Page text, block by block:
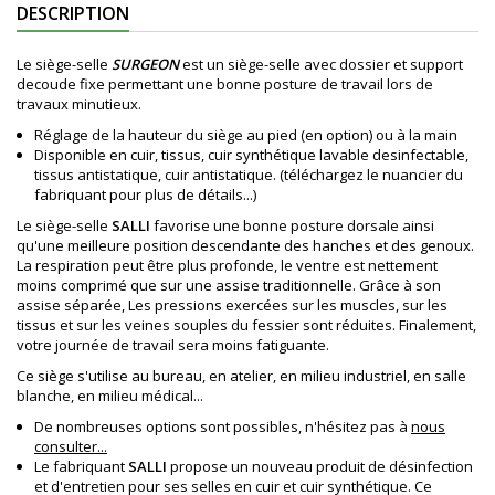
DESCRIPTION
Le siège-selle SURGEONest un siège-selle avec dossier et support
decoude fixe permettant une bonne posture de travail lors de
travaux minutieux.
Réglage de la hauteur du siège au pied (en option) ou à la main
Disponible en cuir, tissus, cuir synthétique lavable desinfectable,
tissus antistatique, cuir antistatique. (téléchargez le nuancier du
fabriquant pour plus de détails...)
Le siège-selle SALLI favorise une bonne posture dorsale ainsi
qu'une meilleure position descendante des hanches et des genoux.
La respiration peut être plus profonde, le ventre est nettement
moins comprimé que sur une assise traditionnelle. Grâce à son
assise séparée, Les pressions exercées sur les muscles, sur les
tissus et sur les veines souples du fessier sont réduites. Finalement,
votre journée de travail sera moins fatiguante.
Ce siège s'utilise au bureau, en atelier, en milieu industriel, en salle
blanche, en milieu médical...
De nombreuses options sont possibles, n'hésitez pas à nous
consulter...
Le fabriquant SALLI propose un nouveau produit de désinfection
et d'entretien pour ses selles en cuir et cuir synthétique. Ce